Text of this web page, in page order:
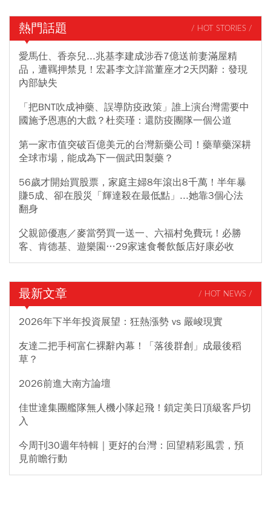
熱門話題 / HOT STORIES /
愛馬仕、香奈兒...兆基李建成涉吞7億送前妻滿屋精
品，遭羈押禁見！宏碁李文詳當董座才2天閃辭：發現
內部缺失
「把BNT吹成神藥、誤導防疫政策」誰上演台灣需要中
國施予恩惠的大戲？杜奕瑾：還防疫團隊一個公道
第一家市值突破百億美元的台灣新藥公司！藥華藥深耕
全球市場，能成為下一個武田製藥？
56歲才開始買股票，家庭主婦8年滾出8千萬！半年暴
賺5成、卻在股災「輝達殺在最低點」...她靠3個心法
翻身
父親節優惠／麥當勞買一送一、六福村免費玩！必勝
客、肯德基、遊樂園…29家速食餐飲飯店好康必收
最新文章 / HOT NEWS /
2026年下半年投資展望：狂熱漲勢 vs 嚴峻現實
友達二把手柯富仁裸辭內幕！「落後群創」成最後稻
草？
2026前進大南方論壇
佳世達集團艦隊無人機小隊起飛！鎖定美日頂級客戶切
入
今周刊30週年特輯｜更好的台灣：回望精彩風雲，預
見前瞻行動